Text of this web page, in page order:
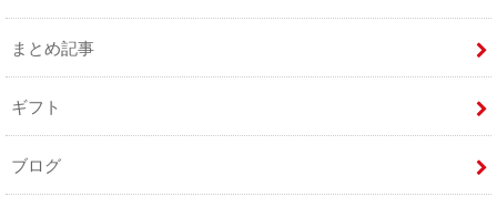
まとめ記事
ギフト
ブログ